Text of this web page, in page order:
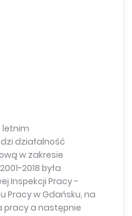
letnim
działalność
w zakresie
2018 była
Inspekcji Pracy -
Pracy w Gdańsku, na
pracy a następnie